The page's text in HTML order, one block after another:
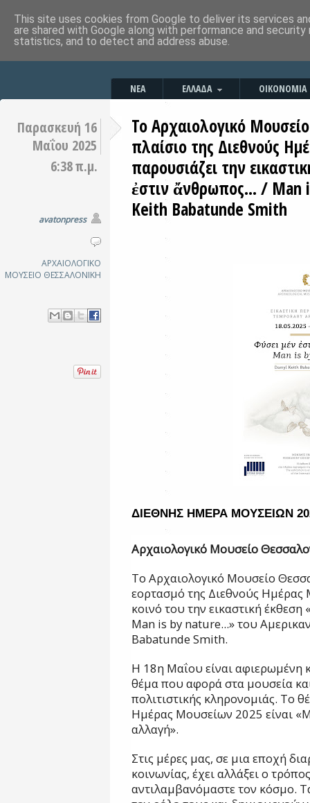
ΝΕΑ ΕΛΛΑΔΑ ΟΙΚΟΝΟΜΙΑ
Παρασκευή 16
Μαΐου 2025
6:38 π.μ.
avatonpress
ΑΡΧΑΙΟΛΟΓΙΚΟ
ΜΟΥΣΕΙΟ ΘΕΣΣΑΛΟΝΙΚΗ
Το Αρχαιολογικό
πλαίσιο της Διεθνούς
παρουσιάζει την
ἐστιν ἄνθρωπος... / Man
Keith Babatunde Smith
ΔΙΕΘΝΗΣ ΗΜΕΡΑ ΜΟΥΣΕΙΩΝ
Αρχαιολογικό Μουσείο
Το Αρχαιολογικό Μουσείο
εορτασμό της Διεθνούς
κοινό του την εικαστική
Man is by nature...» του
Babatunde Smith.
Η 18η Μαΐου είναι αφιερωμένη
θέμα που αφορά στα μουσεία
πολιτιστικής κληρονομιάς. Το
Ημέρας Μουσείων 2025 είναι
αλλαγή».
Στις μέρες μας, σε μια εποχή
κοινωνίας, έχει αλλάξει ο
αντιλαμβανόμαστε τον κόσμο.
This site uses cookies from Google to deliver its services
are shared with Google along with performance and
statistics, and to detect and address abuse.